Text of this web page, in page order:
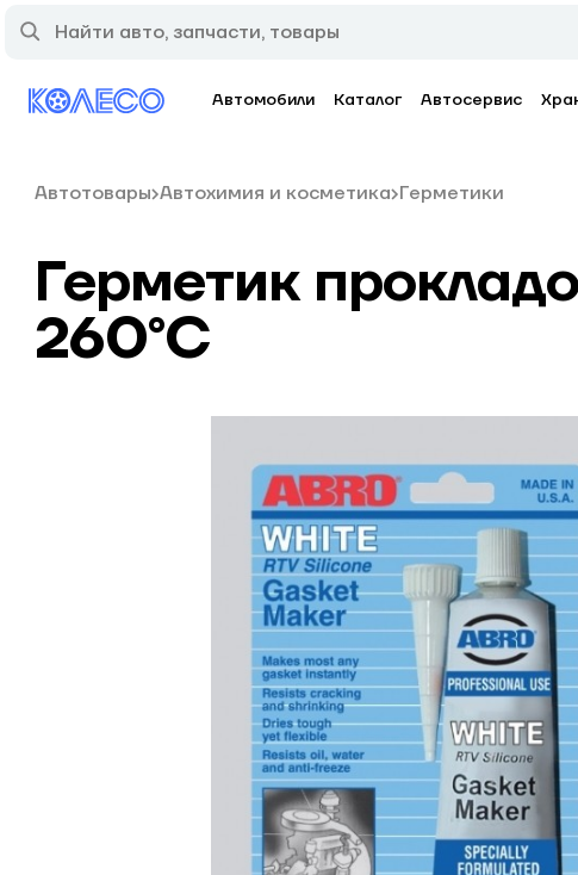
Автомобили Каталог Автосервис
Автотовары Автохимия и косметика Герметики
Герметик
260°С